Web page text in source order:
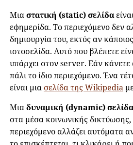
Μιαστατική (static) σελίδα
εφημερίδα. Το περιεχόμενο δεν
δημιουργία του, εκτός αν
ιστοσελίδα. Αυτό που βλέπετε
υπάρχει στον server. Εάν κάνετε
πάλι το ίδιο περιεχόμενο. Ένα
είναι μια σελίδα της Wikipedia
Μιαδυναμική (dynamic) σελίδα
στα μέσα κοινωνικής
περιεχόμενο αλλάζει αυτόματα